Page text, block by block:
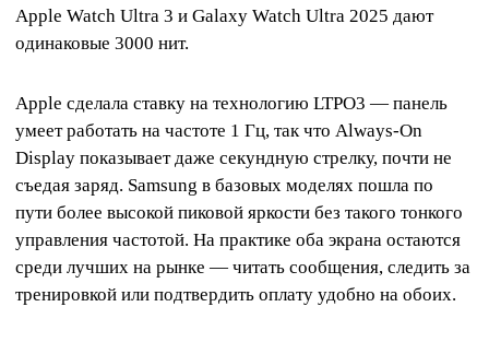
Apple Watch Ultra 3 и Galaxy Watch Ultra 2025 дают
одинаковые 3000 нит.
Apple сделала ставку на технологию LTPO3 — панель
умеет работать на частоте 1 Гц, так что Always-On
Display показывает даже секундную стрелку, почти не
съедая заряд. Samsung в базовых моделях пошла по
пути более высокой пиковой яркости без такого тонкого
управления частотой. На практике оба экрана остаются
среди лучших на рынке — читать сообщения, следить за
тренировкой или подтвердить оплату удобно на обоих.